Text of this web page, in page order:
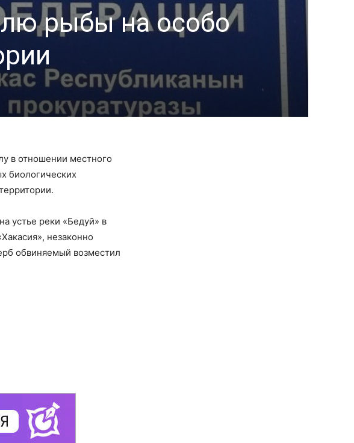
рыбы на особо
в отношении местного
биологических
устье реки «Бедуй» в
незаконно
обвиняемый возместил